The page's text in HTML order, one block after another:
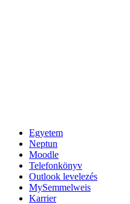
Egyetem
Neptun
Moodle
Telefonkönyv
Outlook levelezés
MySemmelweis
Karrier